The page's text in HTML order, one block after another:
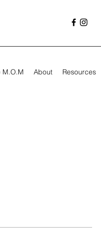
M.O.M About Resources